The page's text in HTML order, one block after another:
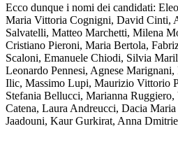
Ecco dunque i nomi dei candidati:
Maria Vittoria Cognigni, David Cinti,
Salvatelli, Matteo Marchetti, Milena
Cristiano Pieroni, Maria Bertola,
Scaloni, Emanuele Chiodi, Silvia
Leonardo Pennesi, Agnese
Ilic, Massimo Lupi, Maurizio Vittorio
Stefania Bellucci, Marianna
Catena, Laura Andreucci, Dacia
Jaadouni, Kaur Gurkirat, Anna